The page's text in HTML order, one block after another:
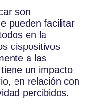
son
pueden facilitar
en la
dispositivos
a las
un impacto
en relación con
percibidos.